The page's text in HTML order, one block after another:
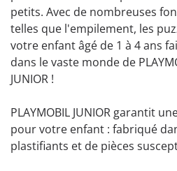
petits. Avec de nombreuses
telles que l'empilement, les
votre enfant âgé de 1 à 4 ans
dans le vaste monde de
JUNIOR !
PLAYMOBIL JUNIOR garantit
pour votre enfant : fabriqué
plastifiants et de pièces